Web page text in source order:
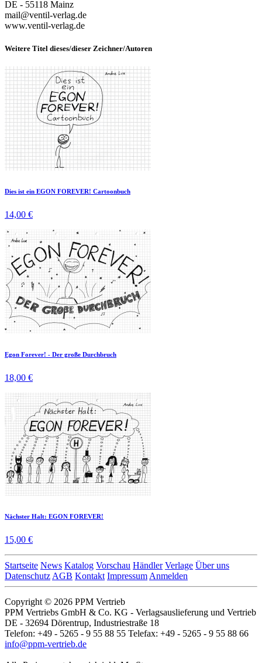
DE - 55118 Mainz
mail@ventil-verlag.de
www.ventil-verlag.de
Weitere Titel dieses/dieser Zeichner/Autoren
Dies ist ein EGON FOREVER! ­Cartoonbuch
14,00 €
Egon Forever! - Der große Durchbruch
18,00 €
Nächster Halt: EGON FOREVER!
15,00 €
Startseite News Katalog Vorschau Händler Verlage Über uns
Datenschutz AGB Kontakt Impressum Anmelden
Copyright © 2026 PPM Vertrieb
PPM Vertriebs GmbH & Co. KG - Verlagsauslieferung und Vertrieb
DE - 32694 Dörentrup, Industriestraße 18
Telefon: +49 - 5265 - 9 55 88 55 Telefax: +49 - 5265 - 9 55 88 66
info@ppm-vertrieb.de